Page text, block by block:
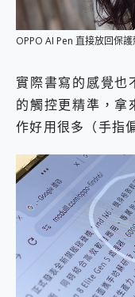
OPPO AI Pen 直接放回保
實際書寫的感覺也
的觸控更精準，拿
作好用很多（手指